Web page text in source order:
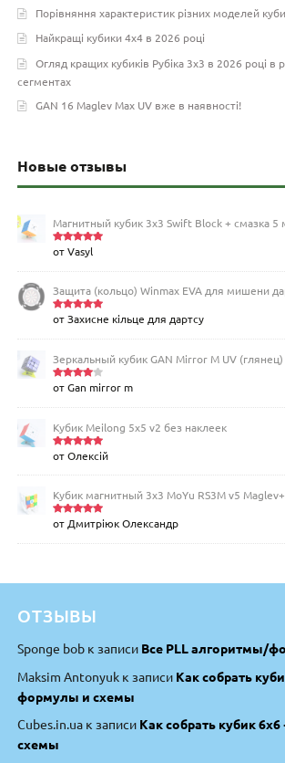
Порівняння характеристик різних моделей
Найкращі кубики 4х4 в 2026 році
Огляд кращих кубиків Рубіка 3х3 в 2026 році в
сегментах
GAN 16 Maglev Max UV вже в наявності!
Новые отзывы
Магнитный кубик 3х3 Swift Block + смазка 5
Оценка
от Vasyl
Защита (кольцо) Winmax EVA для мишени
Оценка5
от Захисне кільце для дартсу
Зеркальный кубик GAN Mirror M UV (глянец)
Оценка
от Gan mirror m
Кубик Meilong 5x5 v2 без наклеек
Оценка5
от Олексій
Кубик магнитный 3х3 MoYu RS3M v5
Оценка5
от Дмитріюк Олександр
ОТЗЫВЫ
Sponge bob к записи Все PLL алгоритмы/
Maksim Antonyuk к записи Как собрать
формулы и схемы
Cubes.in.ua к записи Как собрать кубик
схемы